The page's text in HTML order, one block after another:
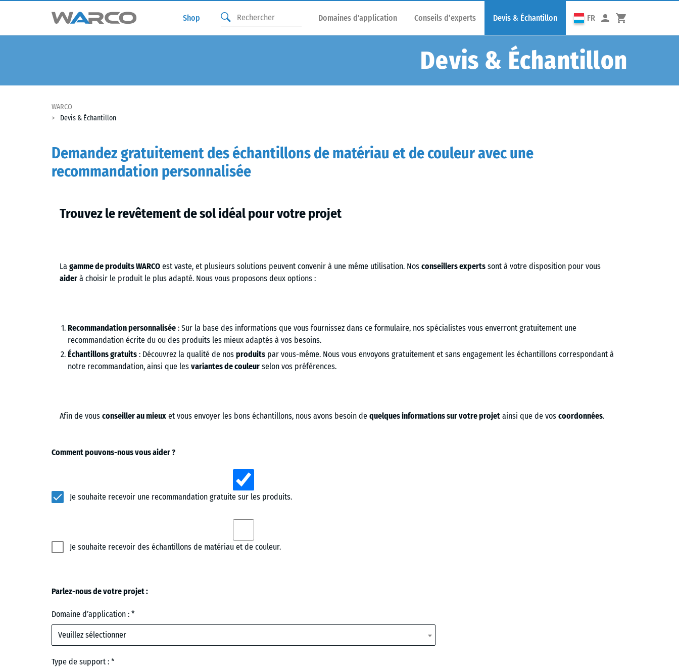
Shop Domaines d'application Conseils d’experts Devis & Échantillon FR
Devis & Échantillon
WARCO
Devis & Échantillon
Demandez gratuitement des échantillons de matériau et de couleur avec une
recommandation personnalisée
Trouvez le revêtement de sol idéal pour votre projet
La gamme de produits WARCO est vaste, et plusieurs solutions peuvent convenir à une même utilisation. Nos conseillers experts sont à votre disposition pour vous
aider à choisir le produit le plus adapté. Nous vous proposons deux options :
Recommandation personnalisée : Sur la base des informations que vous fournissez dans ce formulaire, nos spécialistes vous enverront gratuitement une
recommandation écrite du ou des produits les mieux adaptés à vos besoins.
Échantillons gratuits : Découvrez la qualité de nos produits par vous-même. Nous vous envoyons gratuitement et sans engagement les échantillons correspondant à
notre recommandation, ainsi que les variantes de couleur selon vos préférences.
Afin de vous conseiller au mieux et vous envoyer les bons échantillons, nous avons besoin de quelques informations sur votre projet ainsi que de vos coordonnées.
Comment pouvons-nous vous aider ?
Je souhaite recevoir une recommandation gratuite sur les produits.
Je souhaite recevoir des échantillons de matériau et de couleur.
Parlez-nous de votre projet :
Domaine d’application :
Veuillez sélectionner
Type de support :